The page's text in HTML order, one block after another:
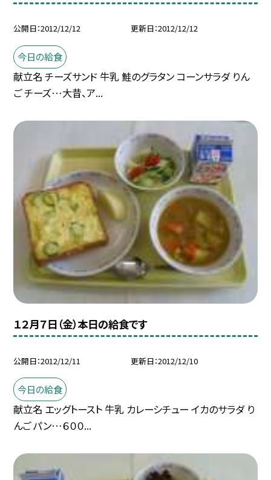
公開日 2012/12/12 更新日 2012/12/12
今日の給食
献立名 チーズサンド 牛乳 鮭のグラタン コーンサラダ りん
ご チーズ…大昔、ア...
１２月７日（金）本日の給食です
公開日 2012/12/11 更新日 2012/12/10
今日の給食
献立名 エッグトースト 牛乳 カレーシチュー イカのサラダ り
んご パン…６００...